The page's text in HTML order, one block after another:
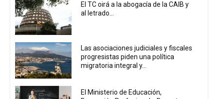
El TC oirá a la abogacía de la CAIB y
al letrado...
Las asociaciones judiciales y fiscales
progresistas piden una política
migratoria integral y...
El Ministerio de Educación,